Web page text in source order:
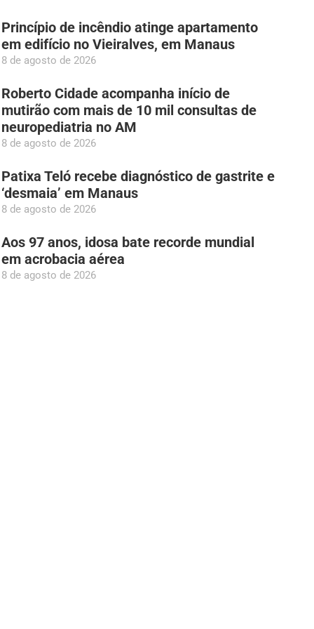
Princípio de incêndio atinge apartamento
em edifício no Vieiralves, em Manaus
8 de agosto de 2026
Roberto Cidade acompanha início de
mutirão com mais de 10 mil consultas de
neuropediatria no AM
8 de agosto de 2026
Patixa Teló recebe diagnóstico de gastrite e
‘desmaia’ em Manaus
8 de agosto de 2026
Aos 97 anos, idosa bate recorde mundial
em acrobacia aérea
8 de agosto de 2026